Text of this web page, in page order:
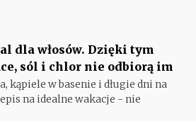
dla włosów. Dzięki tym
sól i chlor nie odbiorą im
kąpiele w basenie i długie dni na
na idealne wakacje - nie